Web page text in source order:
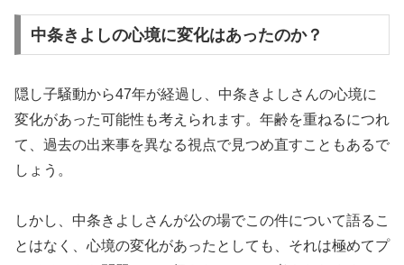
中条きよしの心境に変化はあったのか？
隠し子騒動から47年が経過し、中条きよしさんの心境に
変化があった可能性も考えられます。年齢を重ねるにつれ
て、過去の出来事を異なる視点で見つめ直すこともあるで
しょう。
しかし、中条きよしさんが公の場でこの件について語るこ
とはなく、心境の変化があったとしても、それは極めてプ